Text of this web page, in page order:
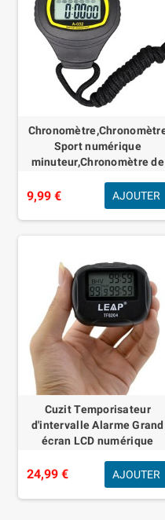
Sport numérique
minuteur,Chronomètre de
Affichage,chronomètre
étanche avec Fonction
d'alarme,
9,99 € AJOUTER
Cuzit Temporisateur
d'intervalle Alarme Grand
écran LCD numérique
entraînement, crossfit,
course, yoga,
24,99 € AJOUTER